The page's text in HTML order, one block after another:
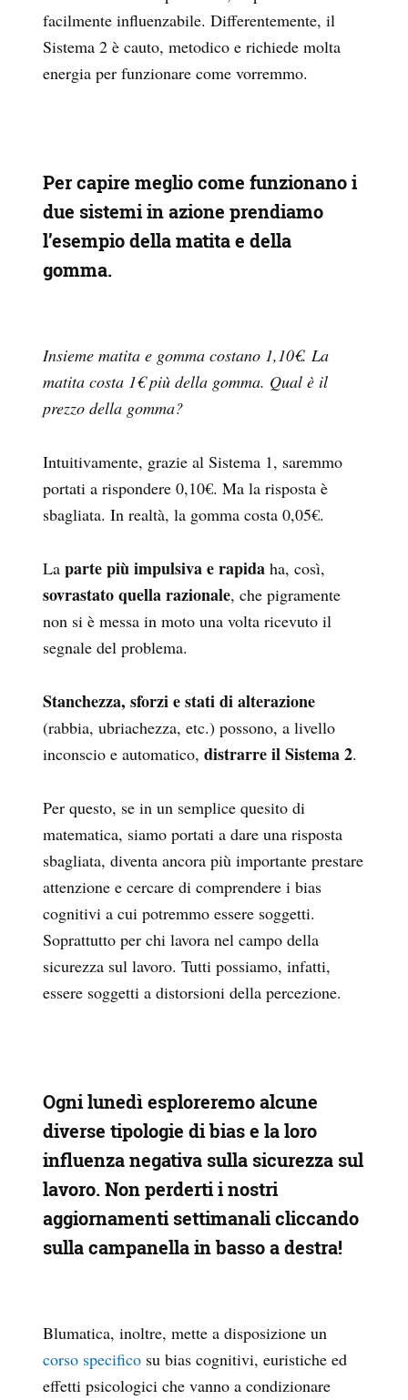
facilmente influenzabile. Differentemente, il
Sistema 2 è cauto, metodico e richiede molta
energia per funzionare come vorremmo.
Per capire meglio come funzionano i
due sistemi in azione prendiamo
l’esempio della matita e della
gomma.
Insieme matita e gomma costano 1,10€. La
matita costa 1€ più della gomma. Qual è il
prezzo della gomma?
Intuitivamente, grazie al Sistema 1, saremmo
portati a rispondere 0,10€. Ma la risposta è
sbagliata. In realtà, la gomma costa 0,05€.
La parte più impulsiva e rapida ha, così,
sovrastato quella razionale, che pigramente
non si è messa in moto una volta ricevuto il
segnale del problema.
Stanchezza, sforzi e stati di alterazione
(rabbia, ubriachezza, etc.) possono, a livello
inconscio e automatico, distrarre il Sistema 2.
Per questo, se in un semplice quesito di
matematica, siamo portati a dare una risposta
sbagliata, diventa ancora più importante prestare
attenzione e cercare di comprendere i bias
cognitivi a cui potremmo essere soggetti.
Soprattutto per chi lavora nel campo della
sicurezza sul lavoro. Tutti possiamo, infatti,
essere soggetti a distorsioni della percezione.
Ogni lunedì esploreremo alcune
diverse tipologie di bias e la loro
influenza negativa sulla sicurezza sul
lavoro.Non perderti i nostri
aggiornamenti settimanalicliccando
sulla campanella in basso a destra!
Blumatica, inoltre, mette a disposizione un
corso specifico su bias cognitivi, euristiche ed
effetti psicologici che vanno a condizionare